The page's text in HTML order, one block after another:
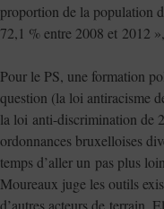
proportion de la population
72,1 % entre 2008 et 2012
Pour le PS, une formation
question (la loi antiracisme
la loi anti-discrimination de
ordonnances bruxelloises
temps d’aller un pas plus
Moureaux juge les outils
d’autres acteurs de terrain.